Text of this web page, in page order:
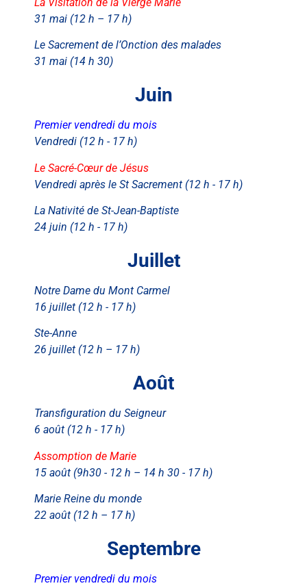
31 mai (12 h – 17 h)
Le Sacrement de l’Onction des malades
31 mai (14 h 30)
Juin
Premier vendredi du mois
Vendredi (12 h - 17 h)
Le Sacré-Cœur de Jésus
Vendredi après le St Sacrement (12 h - 17 h)
La Nativité de St-Jean-Baptiste
24 juin (12 h - 17 h)
Juillet
Notre Dame du Mont Carmel
16 juillet (12 h - 17 h)
Ste-Anne
26 juillet (12 h – 17 h)
Août
Transfiguration du Seigneur
6 août (12 h - 17 h)
Assomption de Marie
15 août (9h30 - 12 h – 14 h 30 - 17 h)
Marie Reine du monde
22 août (12 h – 17 h)
Septembre
Premier vendredi du mois